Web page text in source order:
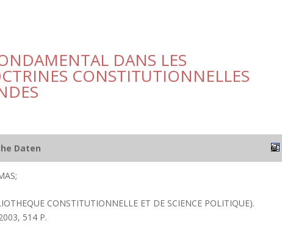
DANS LES
CONSTITUTIONNELLES
Daten
CONSTITUTIONNELLE ET DE SCIENCE POLITIQUE).
514 P.